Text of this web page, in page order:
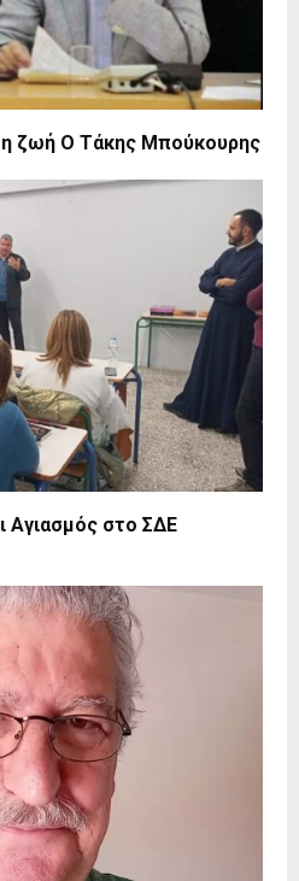
ζωή Ο Τάκης Μπούκουρης
Αγιασμός στο ΣΔΕ